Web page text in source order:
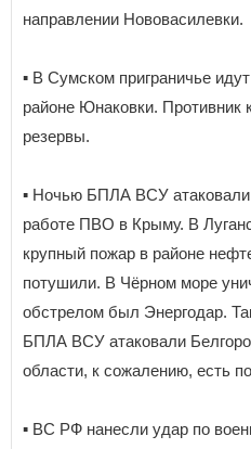
направлении Нововасилевки.
▪️ В Сумском приграничье
районе Юнаковки. Противник
резервы.
▪️ Ночью БПЛА ВСУ
работе ПВО в Крыму. В
крупный пожар в районе
потушили. В Чёрном море
обстрелом был Энергодар.
БПЛА ВСУ атаковали
области, к сожалению, есть
▪️ ВС РФ нанесли удар по